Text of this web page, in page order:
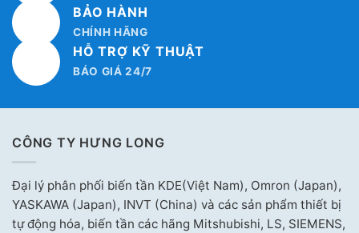
BẢO HÀNH
CHÍNH HÃNG
HỖ TRỢ KỸ THUẬT
BÁO GIÁ 24/7
CÔNG TY HƯNG LONG
Đại lý phân phối biến tần KDE(Việt Nam), Omron (Japan),
YASKAWA (Japan), INVT (China) và các sản phẩm thiết bị
tự động hóa, biến tần các hãng Mitshubishi, LS, SIEMENS,